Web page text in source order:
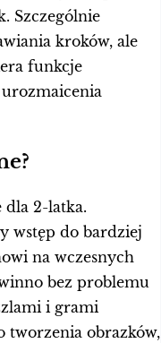
Szczególnie
kroków, ale
funkcje
dla 2-latka.
wstęp do bardziej
na wczesnych
bez problemu
i grami
tworzenia obrazków,